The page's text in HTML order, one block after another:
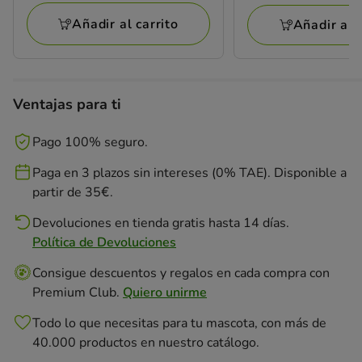
opiniones
por
TiendanimalAñadir al carrito
48.99€
por
TiendanimalAñadir al
Ventajas para ti
Pago 100% seguro.
Paga en 3 plazos sin intereses (0% TAE). Disponible a
partir de 35€.
Devoluciones en tienda gratis hasta 14 días.
Política de Devoluciones
Consigue descuentos y regalos en cada compra con
Premium Club. Quiero unirme
Todo lo que necesitas para tu mascota, con más de
40.000 productos en nuestro catálogo.